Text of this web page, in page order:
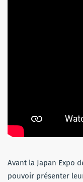
Avant la Japan Expo
pouvoir présenter